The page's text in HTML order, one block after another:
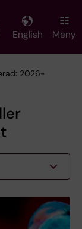
English Meny
2026-